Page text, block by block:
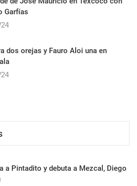
Garfías
dos orejas y Fauro Aloi una en
a Pintadito y debuta a Mezcal, Diego